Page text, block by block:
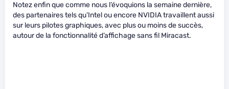
Notez enfin que comme nous l’évoquions la semaine dernière,
des partenaires tels qu’Intel ou encore NVIDIA travaillent aussi
sur leurs pilotes graphiques, avec plus ou moins de succès,
autour de la fonctionnalité d’affichage sans fil Miracast.